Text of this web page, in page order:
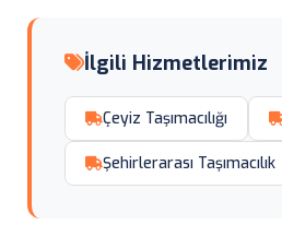
İlgili Hizmetlerimiz
Çeyiz Taşımacılığı
Şehirlerarası Taşımacılık